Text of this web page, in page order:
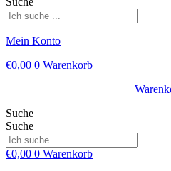
Mein Konto
€0,00 0 Warenkorb
Suche
Suche
€0,00 0 Warenkorb